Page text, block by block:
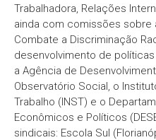
Trabalhadora, Relações
ainda com comissões sobre
Combate a Discriminação
desenvolvimento de
a Agência de
Observatório Social, o
Trabalho (INST) e o
Econômicos e Políticos
sindicais: Escola Sul